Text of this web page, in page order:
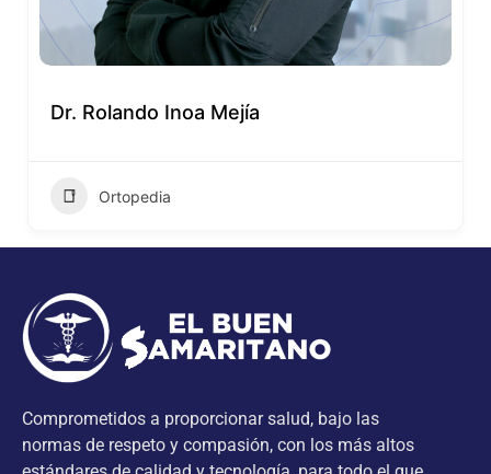
Dr. Rolando Inoa Mejía
Ortopedia
Comprometidos a proporcionar salud, bajo las
normas de respeto y compasión, con los más altos